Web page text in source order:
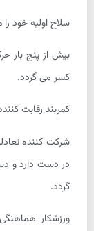
سلاح اولیه خود
بیش از پنج بار
کسر می گردد.
کمربند رقابت
شرکت کننده
در دست دارد و
گردد.
ورزشکار